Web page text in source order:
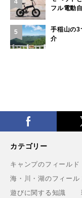
フル電動
5
手稲山の3
介
カテゴリー
キャンプのフィールド
海・川・湖のフィール
遊びに関する知識